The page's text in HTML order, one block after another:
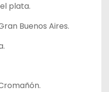
plata.
Buenos Aires.